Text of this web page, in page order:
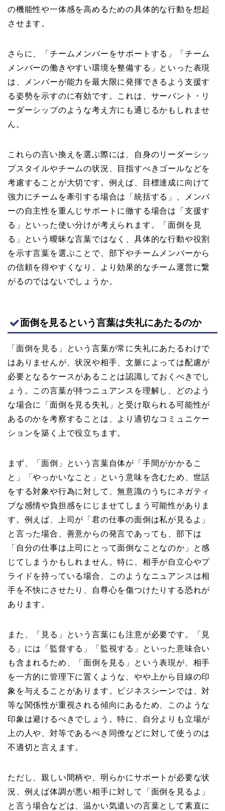
の機能性や一体感を高めるための具体的な行動を想起
させます。
さらに、「チームメンバーをサポートする」「チーム
メンバーの働きやすい環境を整備する」といった表現
は、メンバーが能力を最大限に発揮できるよう支援す
る姿勢を示すのに有効です。これは、サーバント・リ
ーダーシップのような考え方にも通じるかもしれませ
ん。
これらの言い換えを選ぶ際には、自身のリーダーシッ
プスタイルやチームの状況、目指すべきゴールなどを
考慮することが大切です。例えば、目標達成に向けて
強力にチームを牽引する場合は「統括する」、メンバ
ーの自主性を重んじサポートに徹する場合は「支援す
る」といった使い分けが考えられます。「面倒を見
る」という曖昧な言葉ではなく、具体的な行動や役割
を示す言葉を選ぶことで、部下やチームメンバーから
の信頼を得やすくなり、より効果的なチーム運営に繋
がるのではないでしょうか。
面倒を見るという言葉は失礼にあたるのか
「面倒を見る」という言葉が常に失礼にあたるわけで
はありませんが、状況や相手、文脈によっては配慮が
必要となるケースがあることは認識しておくべきでし
ょう。この言葉が持つニュアンスを理解し、どのよう
な場合に「面倒を見る失礼」と受け取られる可能性が
あるのかを考察することは、より適切なコミュニケー
ションを築く上で役立ちます。
まず、「面倒」という言葉自体が「手間がかかるこ
と」「やっかいなこと」という意味を含むため、世話
をする対象や行為に対して、無意識のうちにネガティ
ブな感情や負担感をにじませてしまう可能性がありま
す。例えば、上司が「君の仕事の面倒は私が見るよ」
と言った場合、善意からの発言であっても、部下は
「自分の仕事は上司にとって面倒なことなのか」と感
じてしまうかもしれません。特に、相手が自立心やプ
ライドを持っている場合、このようなニュアンスは相
手を不快にさせたり、自尊心を傷つけたりする恐れが
あります。
また、「見る」という言葉にも注意が必要です。「見
る」には「監督する」「監視する」といった意味合い
も含まれるため、「面倒を見る」という表現が、相手
を一方的に管理下に置くような、やや上から目線の印
象を与えることがあります。ビジネスシーンでは、対
等な関係性が重視される傾向にあるため、このような
印象は避けるべきでしょう。特に、自分よりも立場が
上の人や、対等であるべき同僚などに対して使うのは
不適切と言えます。
ただし、親しい間柄や、明らかにサポートが必要な状
況、例えば体調が悪い相手に対して「面倒を見るよ」
と言う場合などは、温かい気遣いの言葉として素直に